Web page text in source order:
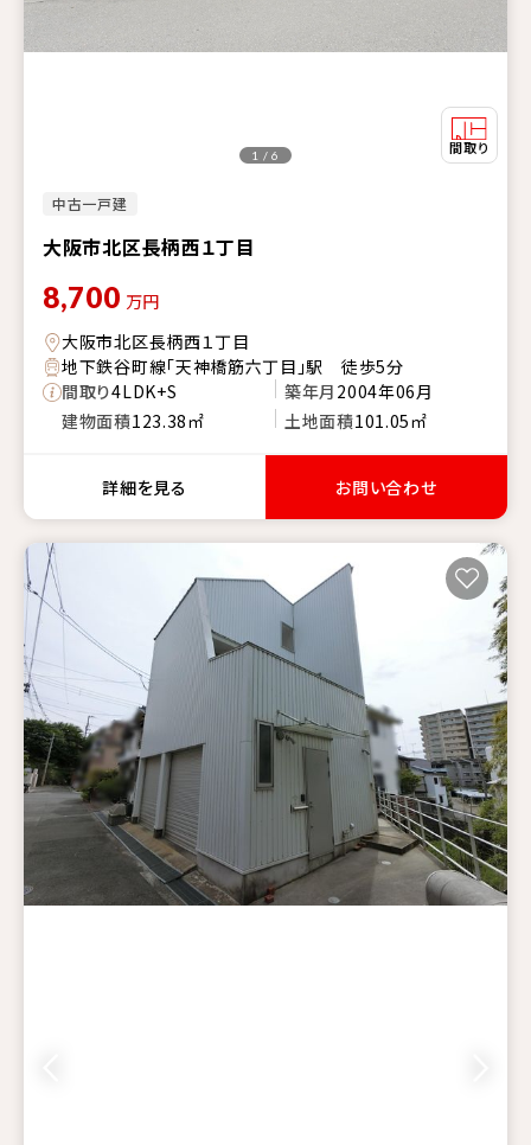
中古一戸建
大阪市北区長柄西１丁目
1 / 6
8,700 万円
大阪市北区長柄西１丁目
地下鉄谷町線「天神橋筋六丁目」駅 徒歩5分
間取り4LDK+S 築年月 2004年06月
建物面積123.38㎡ 土地面積101.05㎡
詳細を見る お問い合わせ